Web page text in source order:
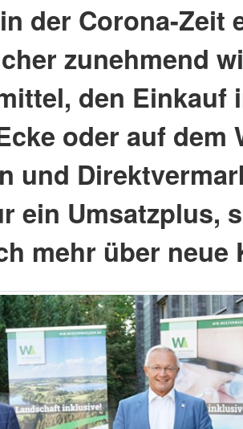
der Corona-Zeit
zunehmend
den Einkauf
oder auf dem
und
ein Umsatzplus,
mehr über neue